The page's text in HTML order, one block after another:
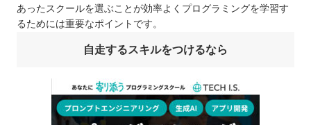
あったスクールを選ぶことが効率よくプログラミングを学習す
るためには重要なポイントです。
自走するスキルをつけるなら